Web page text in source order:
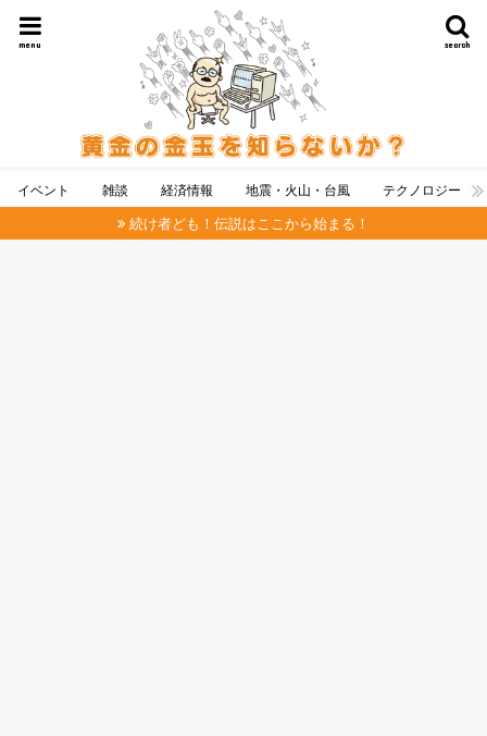
search
menu
イベント 雑談 経済情報 地震・火山・台風 テクノロジー
続け者ども！伝説はここから始まる！